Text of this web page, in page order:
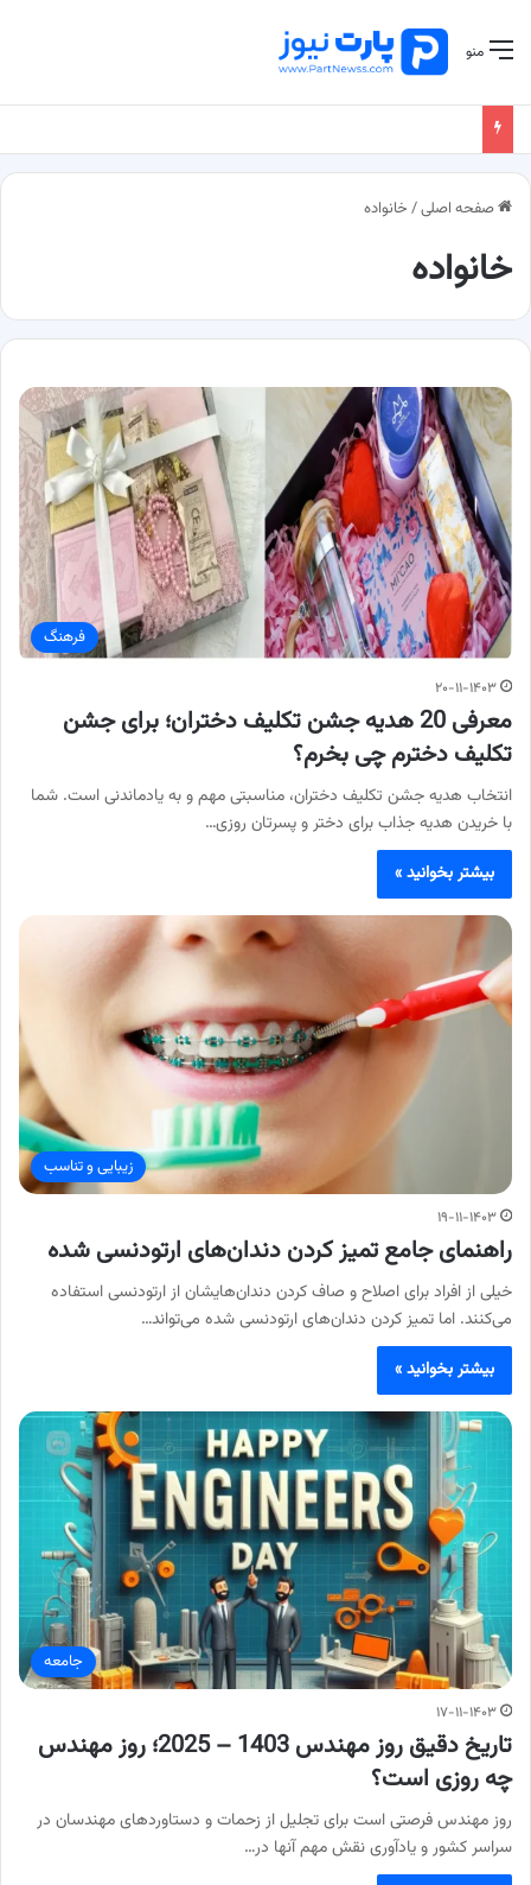
منو
صفحه اصلی/ خانواده
خانواده
فرهنگ
۲۰-۱۱-۱۴۰۳
معرفی 20 هدیه جشن تکلیف دختران؛ برای جشن
تکلیف دخترم چی بخرم؟
انتخاب هدیه جشن تکلیف دختران، مناسبتی مهم و به یادماندنی است. شما
با خریدن هدیه جذاب برای دختر و پسرتان روزی…
بیشتر بخوانید »
زیبایی و تناسب
۱۹-۱۱-۱۴۰۳
راهنمای جامع تمیز کردن دندان‌های ارتودنسی شده
خیلی از افراد برای اصلاح و صاف کردن دندان‌هایشان از ارتودنسی استفاده
می‌کنند. اما تمیز کردن دندان‌های ارتودنسی شده می‌تواند…
بیشتر بخوانید »
جامعه
۱۷-۱۱-۱۴۰۳
تاریخ دقیق روز مهندس 1403 – 2025؛ روز مهندس
چه روزی است؟
روز مهندس فرصتی است برای تجلیل از زحمات و دستاوردهای مهندسان در
سراسر کشور و یادآوری نقش مهم آنها در…